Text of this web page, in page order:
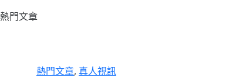
熱門文章
熱門文章, 真人視訊